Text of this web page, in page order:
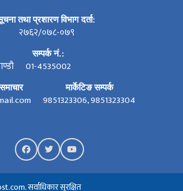
तथा प्रशारण विभाग दर्ता:
२७६२/०७८-०७९
सम्पर्क नं.:
01-4535002
मार्केटिङ सम्पर्क
9851323306, 9851323304
सर्वाधिकार सुरक्षित